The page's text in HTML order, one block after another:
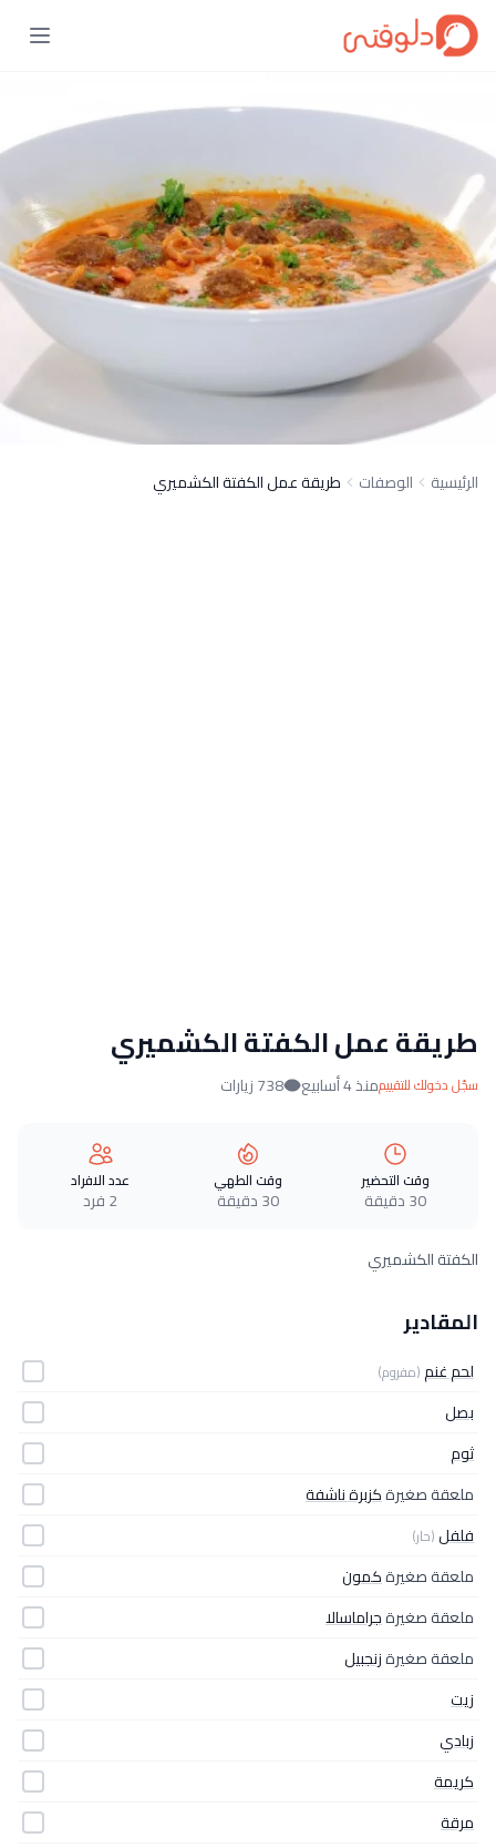
الرئيسية الوصفات طريقة عمل الكفتة الكشميري
طريقة عمل الكفتة الكشميري
سجّل دخولك للتقييممنذ 4 أسابيع 738 زيارات
وقت التحضير
30 دقيقة
وقت الطهي
30 دقيقة
عدد الافراد
2 فرد
الكفتة الكشميري
المقادير
لحم غنم(مفروم)
بصل
ثوم
ملعقة صغيرةكزبرة ناشفة
فلفل(حار)
ملعقة صغيرةكمون
ملعقة صغيرةجراماسالا
ملعقة صغيرةزنجبيل
زيت
زبادي
كريمة
مرقة